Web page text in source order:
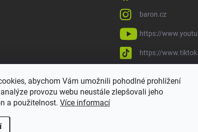
abychom Vám umožnili pohodlné prohlížení
provozu webu neustále zlepšovali jeho
a použitelnost. Více informací
baron.cz
https://
https://